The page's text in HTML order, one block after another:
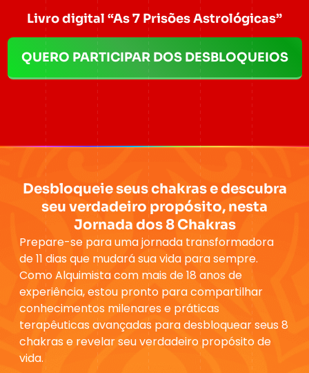
Livro digital “As 7 Prisões Astrológicas”
QUERO PARTICIPAR DOS DESBLOQUEIOS
Desbloqueie seus chakras e descubra
seu verdadeiro propósito, nesta
Jornada dos 8 Chakras
Prepare-se para umajornada transformadora
de 11 dias que mudará sua vida para sempre.
Como Alquimista com mais de 18 anos de
experiência, estou pronto para compartilhar
conhecimentos milenares e práticas
terapêuticas avançadas para desbloquear seus 8
chakras e revelar seu verdadeiro propósito de
vida.